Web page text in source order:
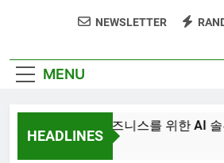
문서 중심 개발(DDD)과 TDD — AI
AI와 함께하는
NEWSLETTER
MENU
HEADLINES
JiniAI – 비즈니스를 위한 AI 솔루션